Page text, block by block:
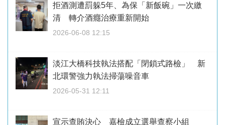
拒酒測遭罰躲5年、為保「新飯碗」一次繳
清 轉介酒癮治療重新開始
2026-06-08 12:15
淡江大橋科技執法搭配「閉鎖式路檢」 新
北環警強力執法掃蕩噪音車
2026-05-31 12:11
宣示查賄決心 嘉檢成立選舉查察小組